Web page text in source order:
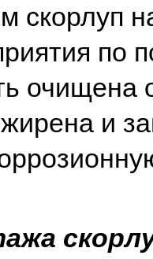
скорлуп
по
очищена
и